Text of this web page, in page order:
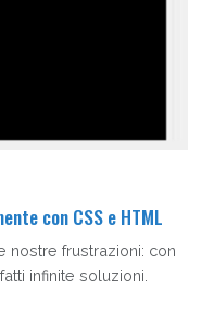
con CSS e HTML
nostre frustrazioni: con
infinite soluzioni.